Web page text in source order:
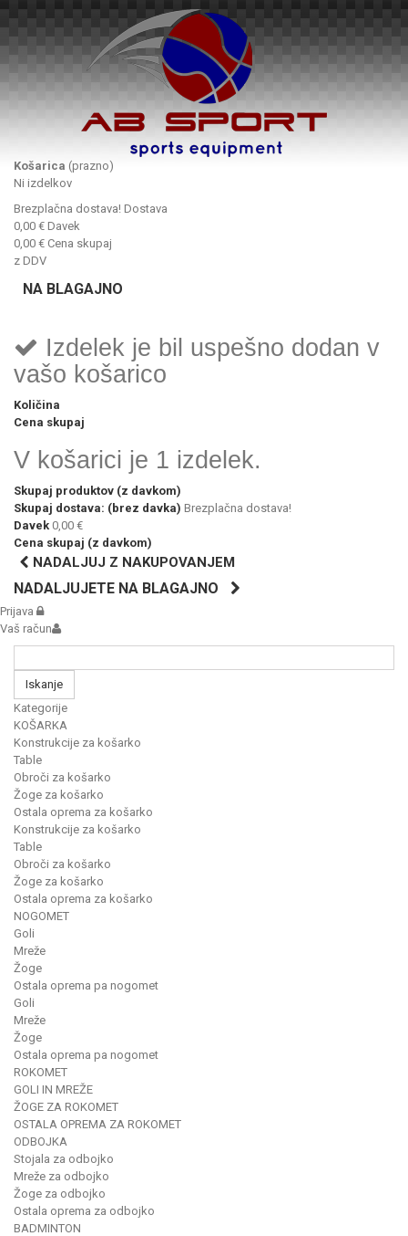
Košarica (prazno)
Ni izdelkov
Brezplačna dostava! Dostava
0,00 € Davek
0,00 € Cena skupaj
z DDV
NA BLAGAJNO
Izdelek je bil uspešno dodan v
vašo košarico
Količina
Cena skupaj
V košarici je 1 izdelek.
Skupaj produktov (z davkom)
Skupaj dostava: (brez davka) Brezplačna dostava!
Davek 0,00 €
Cena skupaj (z davkom)
NADALJUJ Z NAKUPOVANJEM
NADALJUJETE NA BLAGAJNO
Prijava
Vaš račun
Iskanje
Kategorije
KOŠARKA
Konstrukcije za košarko
Table
Obroči za košarko
Žoge za košarko
Ostala oprema za košarko
Konstrukcije za košarko
Table
Obroči za košarko
Žoge za košarko
Ostala oprema za košarko
NOGOMET
Goli
Mreže
Žoge
Ostala oprema pa nogomet
Goli
Mreže
Žoge
Ostala oprema pa nogomet
ROKOMET
GOLI IN MREŽE
ŽOGE ZA ROKOMET
OSTALA OPREMA ZA ROKOMET
ODBOJKA
Stojala za odbojko
Mreže za odbojko
Žoge za odbojko
Ostala oprema za odbojko
BADMINTON